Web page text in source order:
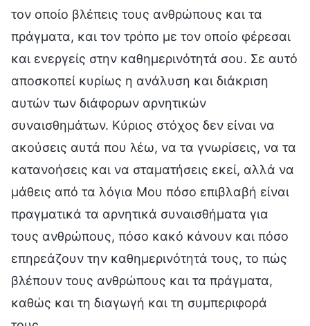
τον οποίο βλέπεις τους ανθρώπους και τα
πράγματα, και τον τρόπο με τον οποίο φέρεσαι
και ενεργείς στην καθημερινότητά σου. Σε αυτό
αποσκοπεί κυρίως η ανάλυση και διάκριση
αυτών των διάφορων αρνητικών
συναισθημάτων. Κύριος στόχος δεν είναι να
ακούσεις αυτά που λέω, να τα γνωρίσεις, να τα
κατανοήσεις και να σταματήσεις εκεί, αλλά να
μάθεις από τα λόγια Μου πόσο επιβλαβή είναι
πραγματικά τα αρνητικά συναισθήματα για
τους ανθρώπους, πόσο κακό κάνουν και πόσο
επηρεάζουν την καθημερινότητά τους, το πώς
βλέπουν τους ανθρώπους και τα πράγματα,
καθώς και τη διαγωγή και τη συμπεριφορά